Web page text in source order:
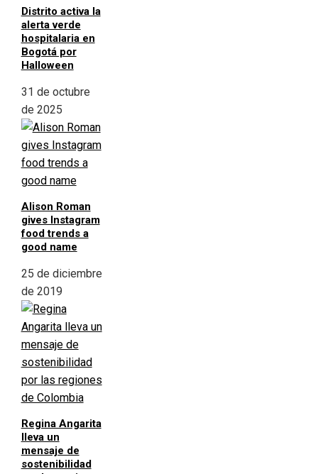
Distrito activa la
alerta verde
hospitalaria en
Bogotá por
Halloween
31 de octubre
de 2025
Alison Roman
gives Instagram
food trends a
good name
25 de diciembre
de 2019
Regina Angarita
lleva un
mensaje de
sostenibilidad